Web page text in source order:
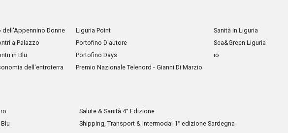
dell'Appennino Donne
a Palazzo
in Blu
dell'entroterra
Liguria Point
Portofino D'autore
Portofino Days
Premio Nazionale Telenord - Gianni Di Marzio
Sanità in Liguria
Sea&Green Liguria
io
Salute & Sanità 4° Edizione
Shipping, Transport & Intermodal 1° edizione Sardegna